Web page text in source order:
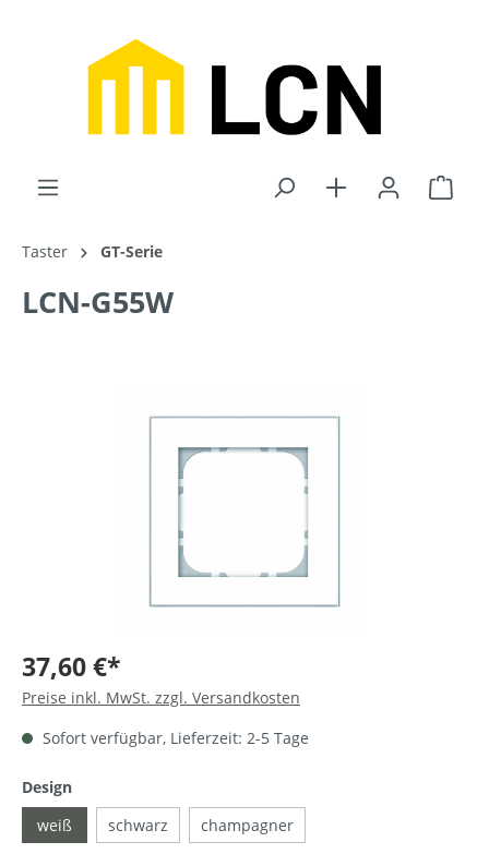
Taster GT-Serie
LCN-G55W
37,60 €*
Preise inkl. MwSt. zzgl. Versandkosten
Sofort verfügbar, Lieferzeit: 2-5 Tage
Design
weiß
schwarz champagner